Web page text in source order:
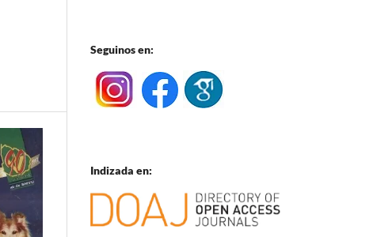
Seguinos en:
Indizada en: